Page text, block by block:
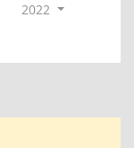
2022